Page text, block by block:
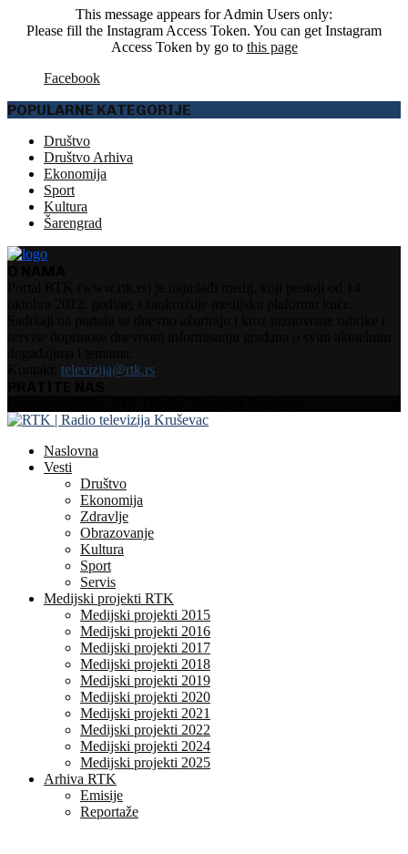
This message appears for Admin Users only:
Please fill the Instagram Access Token. You can get Instagram
Access Token by go to this page
Facebook
POPULARNE KATEGORIJE
Društvo
Društvo Arhiva
Ekonomija
Sport
Kultura
Šarengrad
televizija@rtk.rs
Naslovna
Vesti
Društvo
Ekonomija
Zdravlje
Obrazovanje
Kultura
Sport
Servis
Medijski projekti RTK
Medijski projekti 2015
Medijski projekti 2016
Medijski projekti 2017
Medijski projekti 2018
Medijski projekti 2019
Medijski projekti 2020
Medijski projekti 2021
Medijski projekti 2022
Medijski projekti 2024
Medijski projekti 2025
Arhiva RTK
Emisije
Reportaže